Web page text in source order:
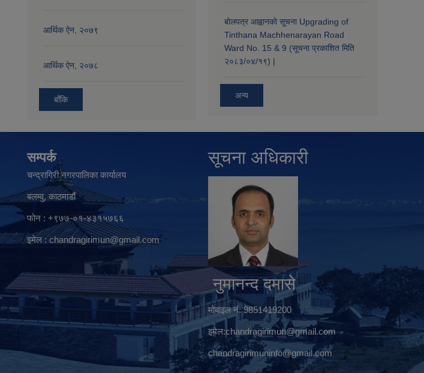
आर्थिक ऐन, २०७९
आर्थिक ऐन, २०७८
बाँकि
बोलपत्र आह्वानको सूचना Upgrading of
Tinthana Machhenarayan Road
Ward No. 15 & 9 (सूचना प्रकाशित मिति
२०८३/०४/१९) |
अन्य
सम्पर्क
चन्द्रागिरी नगरपालिका कार्यालय
बलम्वु, काठमाडौं
फोन : +९७७-०१-४३१५७६६
इमेल : chandragirimun@gmail.com
सूचना अधिकारी
नुमानन्द दमासे
मोबाइल नं: 9851419200
इमेल:chandragirimun@gmail.com
chandragirimuninfo@gmail.com